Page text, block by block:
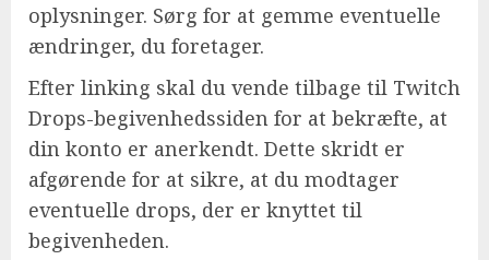
oplysninger. Sørg for at gemme eventuelle
ændringer, du foretager.
Efter linking skal du vende tilbage til Twitch
Drops-begivenhedssiden for at bekræfte, at
din konto er anerkendt. Dette skridt er
afgørende for at sikre, at du modtager
eventuelle drops, der er knyttet til
begivenheden.